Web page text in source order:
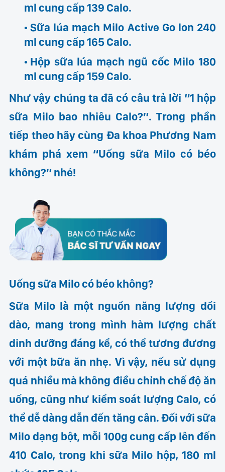
ml cung cấp 139 Calo.
Sữa lúa mạch Milo Active Go lon 240
ml cung cấp 165 Calo.
Hộp sữa lúa mạch ngũ cốc Milo 180
ml cung cấp 159 Calo.
Như vậy chúng ta đã có câu trả lời “1 hộp
sữa Milo bao nhiêu Calo?”. Trong phần
tiếp theo hãy cùng Đa khoa Phương Nam
khám phá xem “Uống sữa Milo có béo
không?” nhé!
Uống sữa Milo có béo không?
Sữa Milo là một nguồn năng lượng dồi
dào, mang trong mình hàm lượng chất
dinh dưỡng đáng kể, có thể tương đương
với một bữa ăn nhẹ. Vì vậy, nếu sử dụng
quá nhiều mà không điều chỉnh chế độ ăn
uống, cũng như kiểm soát lượng Calo, có
thể dễ dàng dẫn đến tăng cân. Đối với sữa
Milo dạng bột, mỗi 100g cung cấp lên đến
410 Calo, trong khi sữa Milo hộp, 180 ml